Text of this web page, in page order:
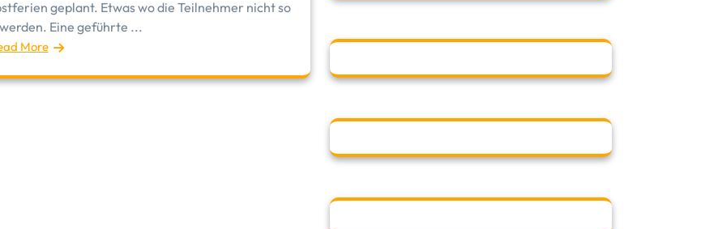
geplant. Etwas wo die Teilnehmer nicht so
Eine geführte ...
More